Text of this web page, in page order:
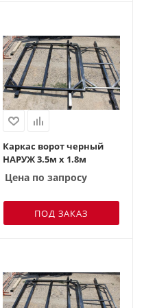
Каркас ворот черный
НАРУЖ 3.5м х 1.8м
Цена по запросу
ПОД ЗАКАЗ